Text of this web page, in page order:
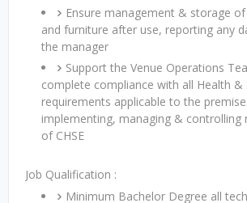
Ensure management & storage
and furniture after use, reporting any
the manager
Support the Venue Operations
complete compliance with all Health &
requirements applicable to the
implementing, managing & controlling
of CHSE
Job Qualification :
Minimum Bachelor Degree all